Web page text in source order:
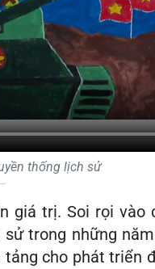
thống lịch sử
giá trị. Soi rọi vào
trong những
cho phát triển